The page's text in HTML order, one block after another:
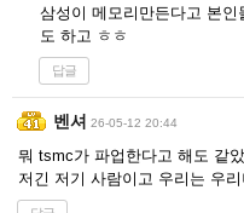
삼성이 메모리만든다고 본
도 하고 ㅎㅎ
답글
벤셔 26-05-12 20:44
뭐 tsmc가 파업한다고 해도 같
저긴 저기 사람이고 우리는 우